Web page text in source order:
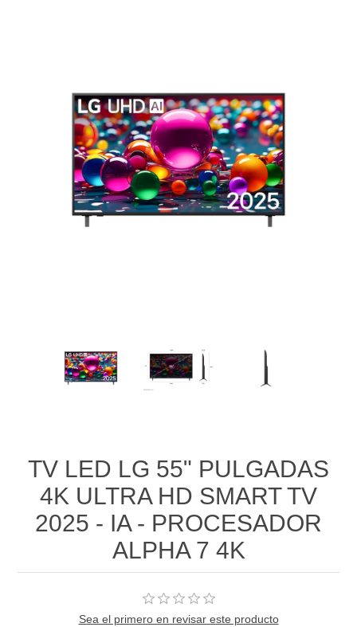
TV LED LG 55" PULGADAS
4K ULTRA HD SMART TV
2025 - IA - PROCESADOR
ALPHA 7 4K
Sea el primero en revisar este producto